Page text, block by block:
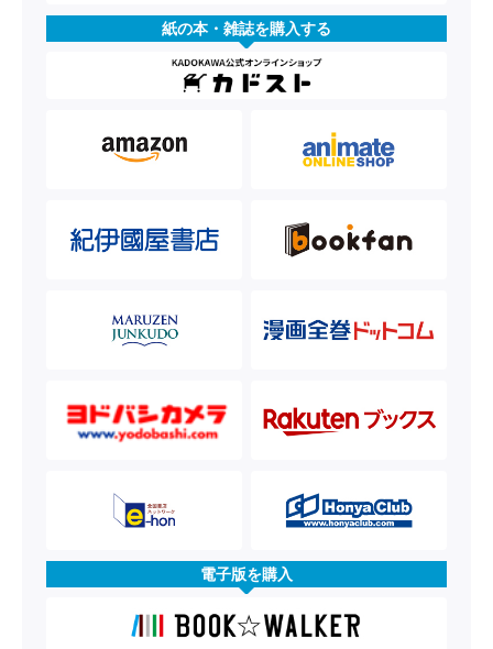
紙の本・雑誌を購入する
電子版を購入